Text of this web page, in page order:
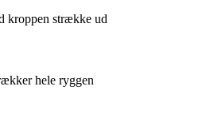
kroppen strække ud
hele ryggen